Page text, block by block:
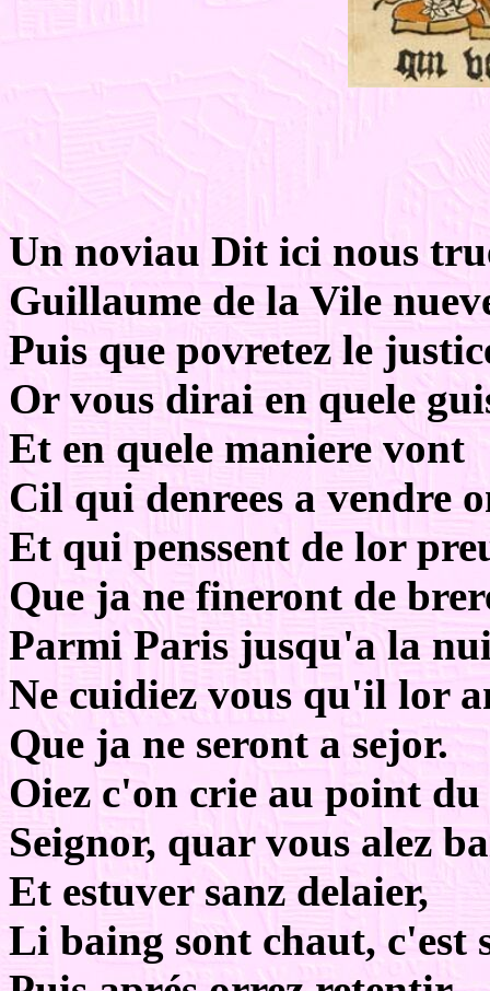
Un noviau Dit ici nous
Guillaume de la Vile
Puis que povretez le
Or vous dirai en quele
Et en quele maniere vont
Cil qui denrees a vendre
Et qui penssent de lor
Que ja ne fineront de
Parmi Paris jusqu'a la
Ne cuidiez vous qu'il lor
Que ja ne seront a sejor.
Oiez c'on crie au point
Seignor, quar vous alez
Et estuver sanz delaier,
Li baing sont chaut, c'est